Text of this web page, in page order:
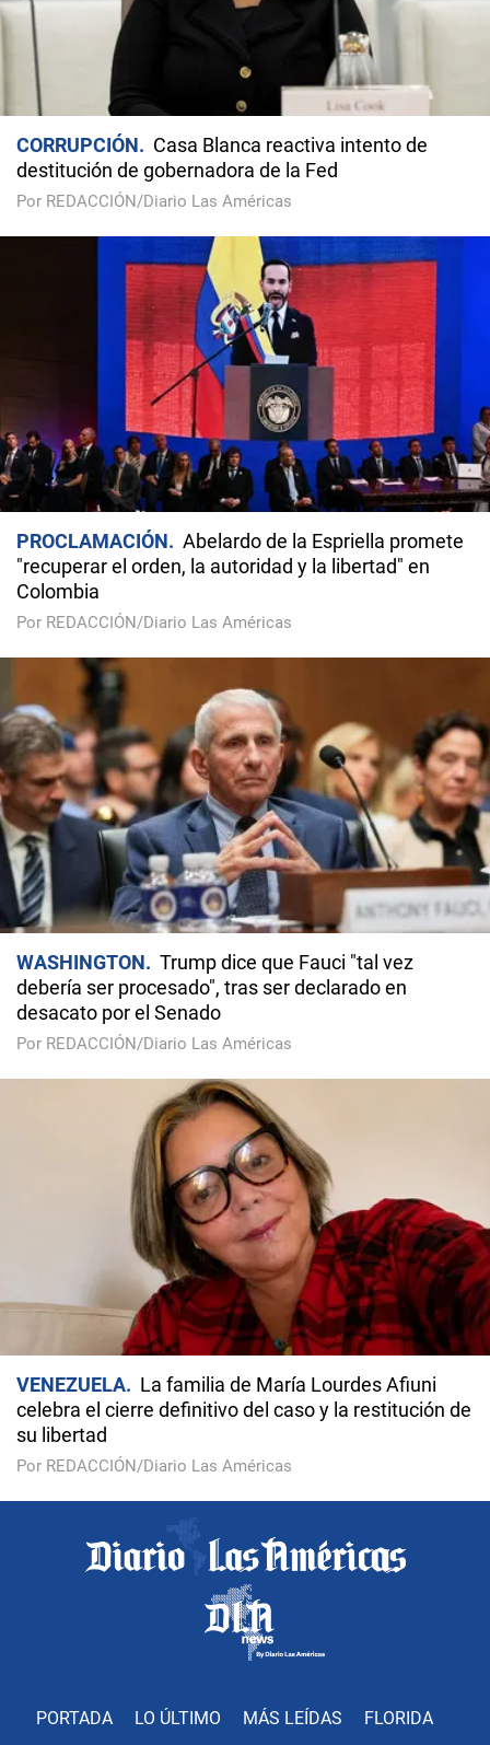
CORRUPCIÓN
Casa Blanca reactiva intento de
destitución de gobernadora de la Fed
Por REDACCIÓN/Diario Las Américas
PROCLAMACIÓN
Abelardo de la Espriella promete
"recuperar el orden, la autoridad y la libertad" en
Colombia
Por REDACCIÓN/Diario Las Américas
WASHINGTON
Trump dice que Fauci "tal vez
debería ser procesado", tras ser declarado en
desacato por el Senado
Por REDACCIÓN/Diario Las Américas
VENEZUELA
La familia de María Lourdes Afiuni
celebra el cierre definitivo del caso y la restitución de
su libertad
Por REDACCIÓN/Diario Las Américas
PORTADA LO ÚLTIMO MÁS LEÍDAS FLORIDA